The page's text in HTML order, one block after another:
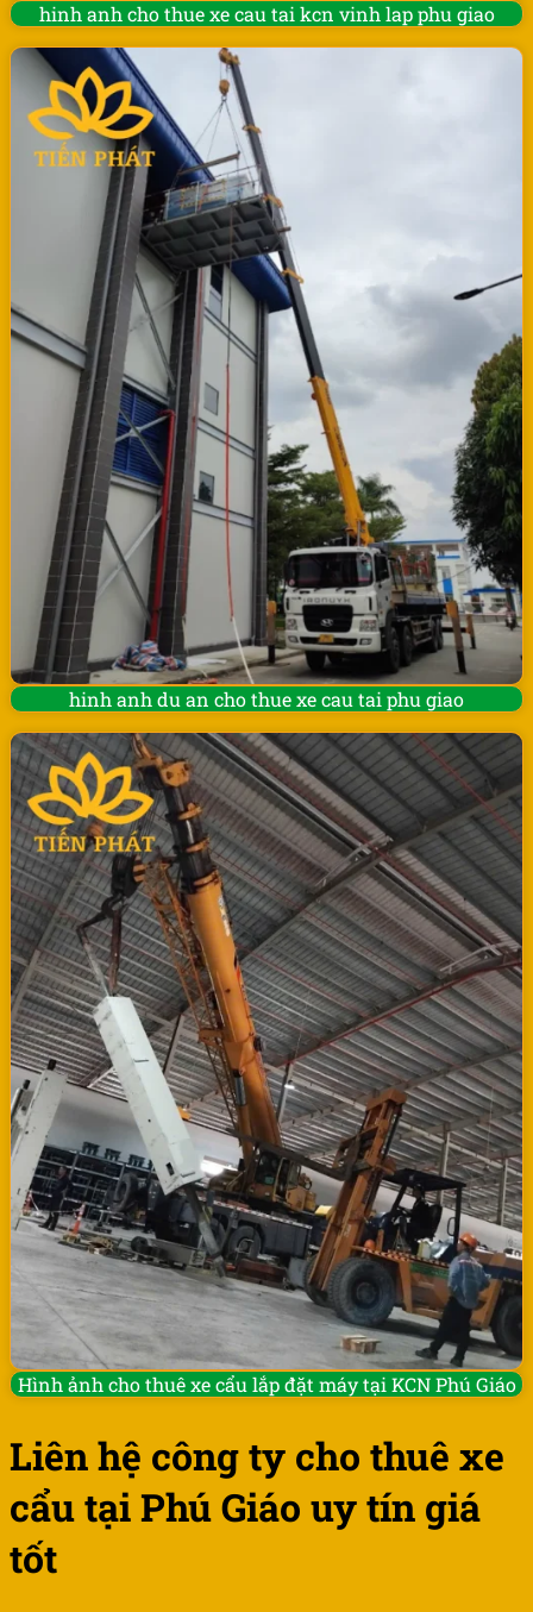
hinh anh cho thue xe cau tai kcn vinh lap phu giao
hinh anh du an cho thue xe cau tai phu giao
Hình ảnh cho thuê xe cẩu lắp đặt máy tại KCN Phú Giáo
Liên hệ công ty cho thuê xe
cẩu tại Phú Giáo uy tín giá
tốt